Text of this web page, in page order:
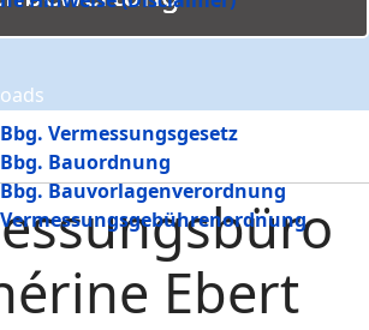
Bbg. Vermessungsgesetz
Bbg. Bauordnung
Bbg. Bauvorlagenverordnung
Vermessungsgebührenordnung
Ebert